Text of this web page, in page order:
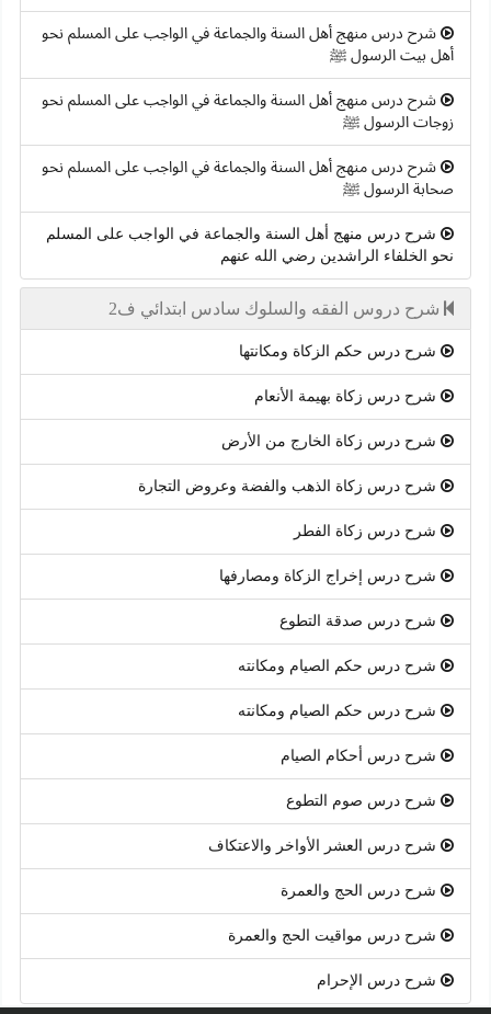
شرح درس منهج أهل السنة والجماعة في الواجب على المسلم نحو
أهل بيت الرسول ﷺ
شرح درس منهج أهل السنة والجماعة في الواجب على المسلم نحو
زوجات الرسول ﷺ
شرح درس منهج أهل السنة والجماعة في الواجب على المسلم نحو
صحابة الرسول ﷺ
شرح درس منهج أهل السنة والجماعة في الواجب على المسلم
نحو الخلفاء الراشدين رضي الله عنهم
شرح دروس الفقه والسلوك سادس ابتدائي ف2
شرح درس حكم الزكاة ومكانتها
شرح درس زكاة بهيمة الأنعام
شرح درس زكاة الخارج من الأرض
شرح درس زكاة الذهب والفضة وعروض التجارة
شرح درس زكاة الفطر
شرح درس إخراج الزكاة ومصارفها
شرح درس صدقة التطوع
شرح درس حكم الصيام ومكانته
شرح درس حكم الصيام ومكانته
شرح درس أحكام الصيام
شرح درس صوم التطوع
شرح درس العشر الأواخر والاعتكاف
شرح درس الحج والعمرة
شرح درس مواقيت الحج والعمرة
شرح درس الإحرام